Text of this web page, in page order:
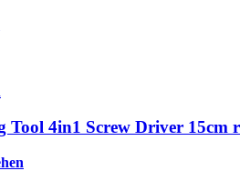
Tool 4in1 Screw Driver 15cm